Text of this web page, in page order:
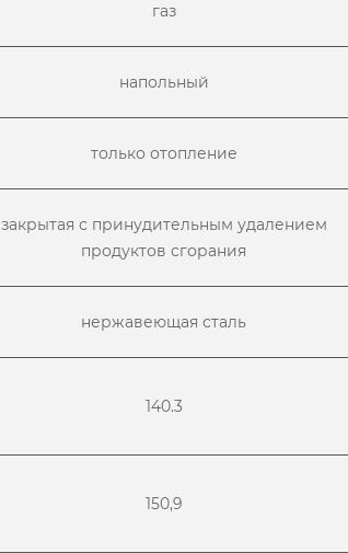
газ
напольный
только отопление
закрытая с принудительным удалением
продуктов сгорания
нержавеющая сталь
140.3
150,9